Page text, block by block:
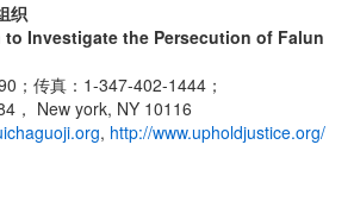
织
Investigate the Persecution of Falun
；传真：1-347-402-1444；
， New york, NY 10116
, http://www.upholdjustice.org/